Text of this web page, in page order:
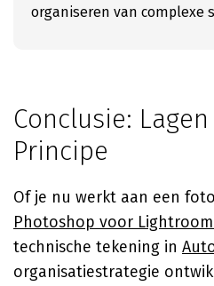
organiseren van complexe
Conclusie:
Principe
Of je nu werkt aan een
Photoshop voor
technische tekening in
organisatiestrategie